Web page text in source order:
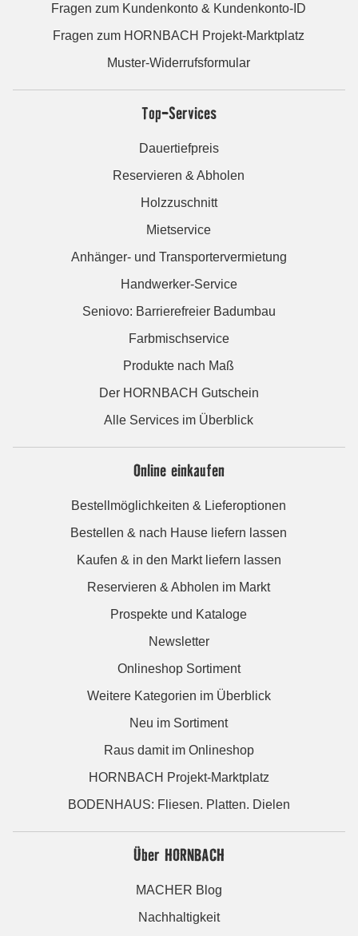
Fragen zum Kundenkonto & Kundenkonto-ID
Fragen zum HORNBACH Projekt-Marktplatz
Muster-Widerrufsformular
Top-Services
Dauertiefpreis
Reservieren & Abholen
Holzzuschnitt
Mietservice
Anhänger- und Transportervermietung
Handwerker-Service
Seniovo: Barrierefreier Badumbau
Farbmischservice
Produkte nach Maß
Der HORNBACH Gutschein
Alle Services im Überblick
Online einkaufen
Bestellmöglichkeiten & Lieferoptionen
Bestellen & nach Hause liefern lassen
Kaufen & in den Markt liefern lassen
Reservieren & Abholen im Markt
Prospekte und Kataloge
Newsletter
Onlineshop Sortiment
Weitere Kategorien im Überblick
Neu im Sortiment
Raus damit im Onlineshop
HORNBACH Projekt-Marktplatz
BODENHAUS: Fliesen. Platten. Dielen
Über HORNBACH
MACHER Blog
Nachhaltigkeit